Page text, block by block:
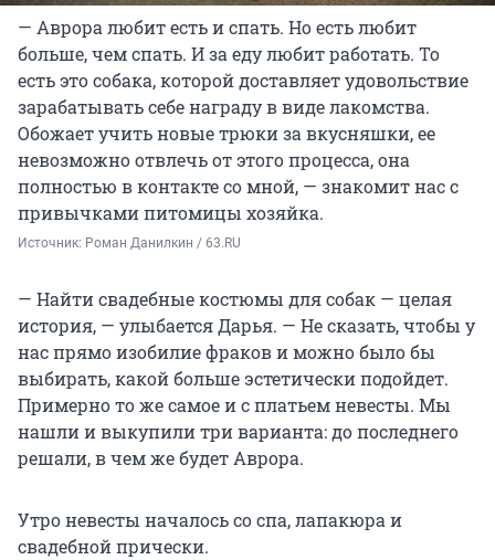
— Аврора любит есть и спать. Но есть любит
больше, чем спать. И за еду любит работать. То
есть это собака, которой доставляет удовольствие
зарабатывать себе награду в виде лакомства.
Обожает учить новые трюки за вкусняшки, ее
невозможно отвлечь от этого процесса, она
полностью в контакте со мной, — знакомит нас с
привычками питомицы хозяйка.
Источник: Роман Данилкин / 63.RU
— Найти свадебные костюмы для собак — целая
история, — улыбается Дарья. — Не сказать, чтобы у
нас прямо изобилие фраков и можно было бы
выбирать, какой больше эстетически подойдет.
Примерно то же самое и с платьем невесты. Мы
нашли и выкупили три варианта: до последнего
решали, в чем же будет Аврора.
Утро невесты началось со спа, лапакюра и
свадебной прически.